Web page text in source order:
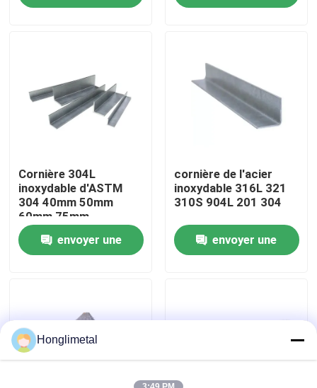
Au sujet de nous
Contrôle de qualité
Contactez-nous
Cas
bobine d'acier inoxydable
Cornière 304L
inoxydable d'ASTM
304 40mm 50mm
60mm 75mm
envoyer une
cornière de l'acier
inoxydable 316L 321
310S 904L 201 304
envoyer une
Honglimetal